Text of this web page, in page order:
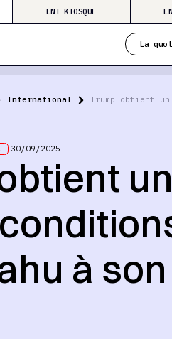
LNT KIOSQUE
La
International Trump obtient
30/09/2025
à